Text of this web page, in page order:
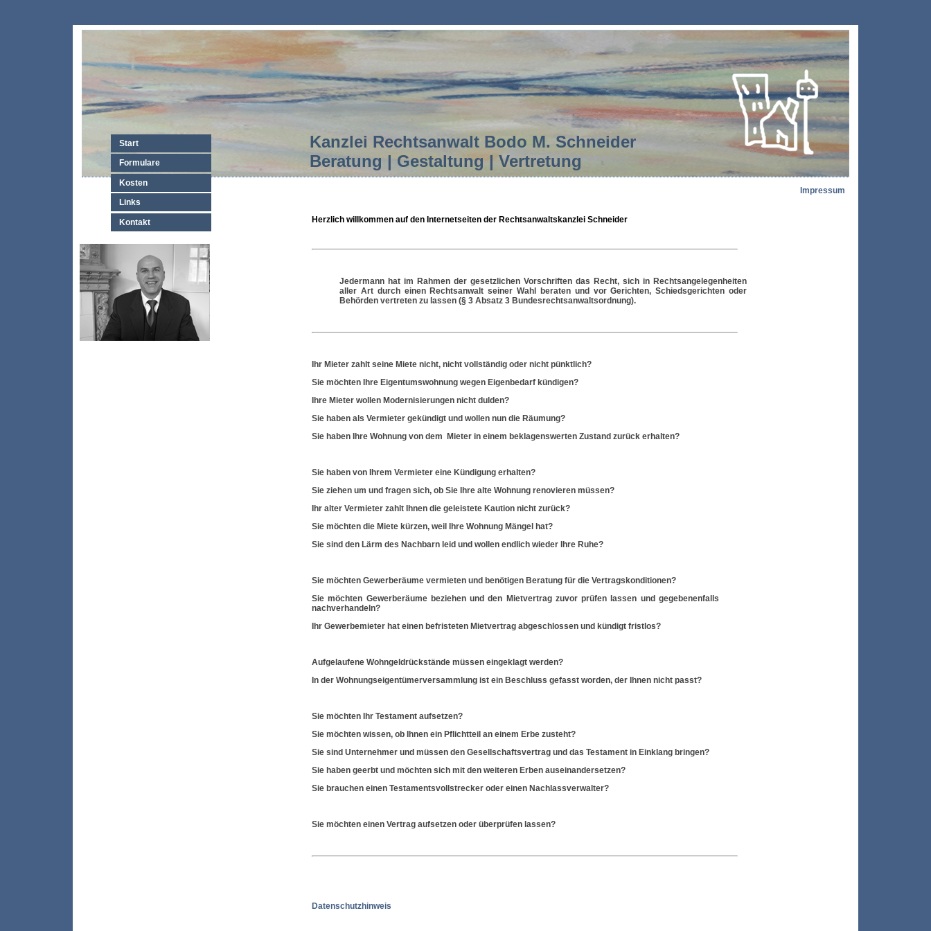
Impressum
Kanzlei Rechtsanwalt Bodo M. Schneider
Beratung | Gestaltung | Vertretung
Herzlich willkommen auf den Internetseiten der Rechtsanwaltskanzlei Schneider
Jedermann hat im Rahmen der gesetzlichen Vorschriften das Recht, sich in Rechtsangelegenheiten
aller Art durch einen Rechtsanwalt seiner Wahl beraten und vor Gerichten, Schiedsgerichten oder
Behörden vertreten zu lassen (§ 3 Absatz 3 Bundesrechtsanwaltsordnung).
Ihr Mieter zahlt seine Miete nicht, nicht vollständig oder nicht pünktlich?
Sie möchten Ihre Eigentumswohnung wegen Eigenbedarf kündigen?
Ihre Mieter wollen Modernisierungen nicht dulden?
Sie haben als Vermieter gekündigt und wollen nun die Räumung?
Sie haben Ihre Wohnung von dem Mieter in einem beklagenswerten Zustand zurück erhalten?
Sie haben von Ihrem Vermieter eine Kündigung erhalten?
Sie ziehen um und fragen sich, ob Sie Ihre alte Wohnung renovieren müssen?
Ihr alter Vermieter zahlt Ihnen die geleistete Kaution nicht zurück?
Sie möchten die Miete kürzen, weil Ihre Wohnung Mängel hat?
Sie sind den Lärm des Nachbarn leid und wollen endlich wieder Ihre Ruhe?
Sie möchten Gewerberäume vermieten und benötigen Beratung für die Vertragskonditionen?
Sie möchten Gewerberäume beziehen und den Mietvertrag zuvor prüfen lassen und gegebenenfalls
nachverhandeln?
Ihr Gewerbemieter hat einen befristeten Mietvertrag abgeschlossen und kündigt fristlos?
Aufgelaufene Wohngeldrückstände müssen eingeklagt werden?
In der Wohnungseigentümerversammlung ist ein Beschluss gefasst worden, der Ihnen nicht passt?
Sie möchten Ihr Testament aufsetzen?
Sie möchten wissen, ob Ihnen ein Pflichtteil an einem Erbe zusteht?
Sie sind Unternehmer und müssen den Gesellschaftsvertrag und das Testament in Einklang bringen?
Sie haben geerbt und möchten sich mit den weiteren Erben auseinandersetzen?
Sie brauchen einen Testamentsvollstrecker oder einen Nachlassverwalter?
Sie möchten einen Vertrag aufsetzen oder überprüfen lassen?
Datenschutzhinweis
Start
Formulare
Kosten
Links
Kontakt